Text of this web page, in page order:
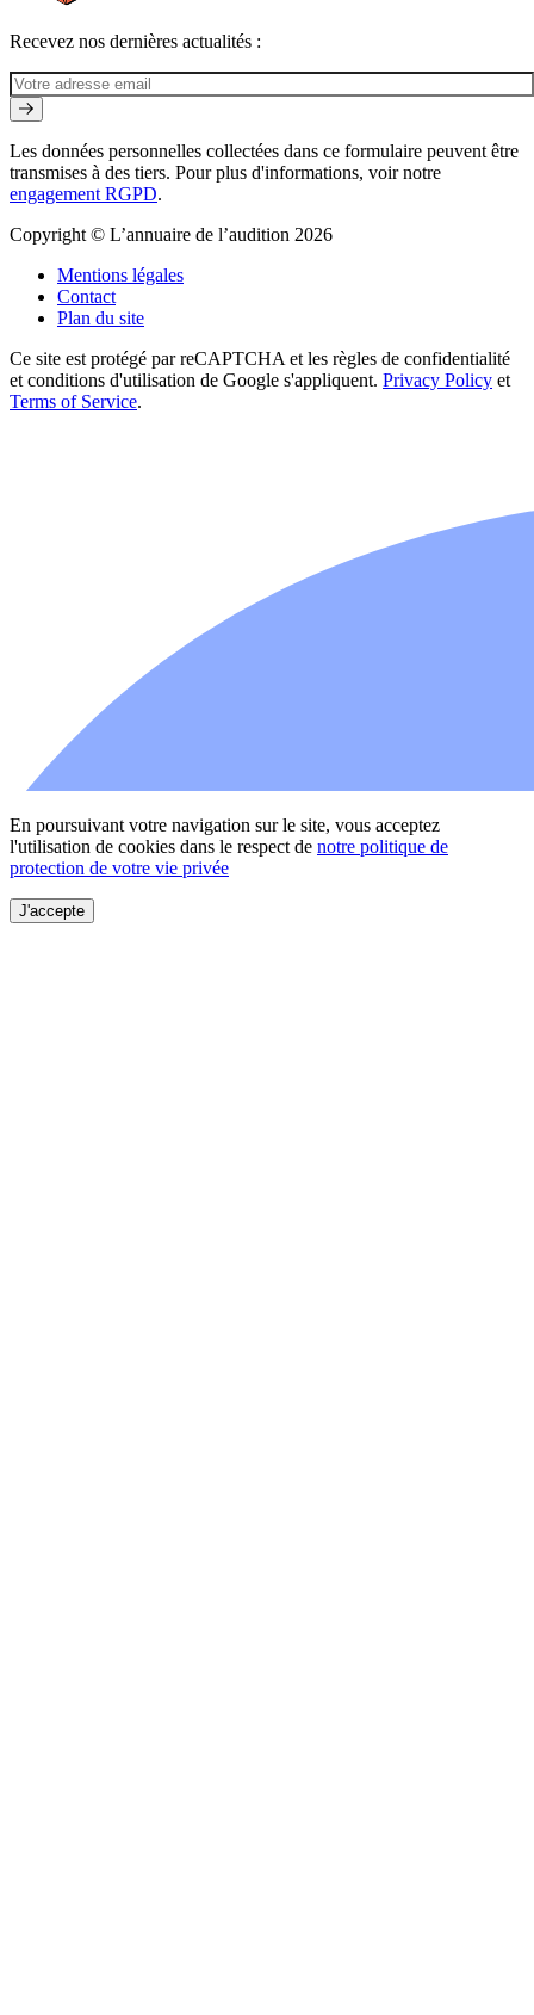
Recevez nos dernières actualités :
Les données personnelles collectées dans ce formulaire peuvent être
transmises à des tiers. Pour plus d'informations, voir notre
engagement RGPD.
Copyright © L’annuaire de l’audition 2026
Mentions légales
Contact
Plan du site
Ce site est protégé par reCAPTCHA et les règles de confidentialité
et conditions d'utilisation de Google s'appliquent. Privacy Policy et
Terms of Service.
En poursuivant votre navigation sur le site, vous acceptez
l'utilisation de cookies dans le respect de notre politique de
protection de votre vie privée
J'accepte